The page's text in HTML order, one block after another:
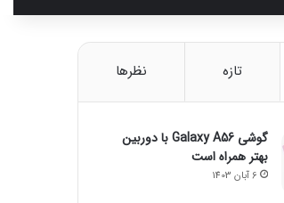
تازه نظرها
گوشی Galaxy A56 با دوربین
بهتر همراه است
6 آبان 1403